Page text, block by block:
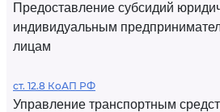
Предоставление субсидий
индивидуальным
лицам
ст. 12.8 КоАП РФ
Управление транспортным